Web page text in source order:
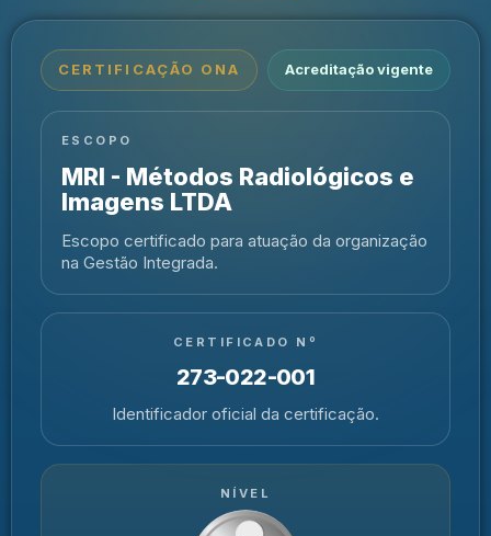
CERTIFICAÇÃO ONA Acreditação vigente
ESCOPO
MRI - Métodos Radiológicos e
Imagens LTDA
Escopo certificado para atuação da organização
na Gestão Integrada.
CERTIFICADO Nº
273-022-001
Identificador oficial da certificação.
NÍVEL